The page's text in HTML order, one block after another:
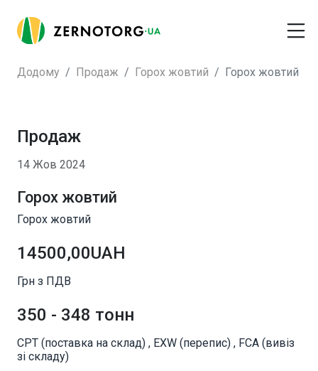
Додому Продаж Горох жовтий Горох жовтий
Продаж
14 Жов 2024
Горох жовтий
Горох жовтий
14500,00UAH
Грн з ПДВ
350 - 348 тонн
CPT (поставка на склад) , EXW (перепис) , FCA (вивіз
зі складу)